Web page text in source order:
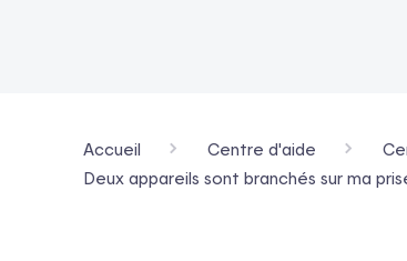
Accueil Centre d'aide
Deux appareils sont branchés sur ma